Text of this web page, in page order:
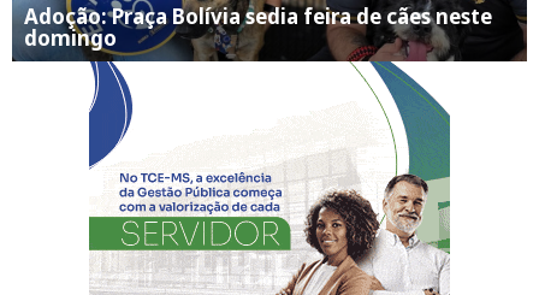
Adoção: Praça Bolívia sedia feira de cães neste
domingo